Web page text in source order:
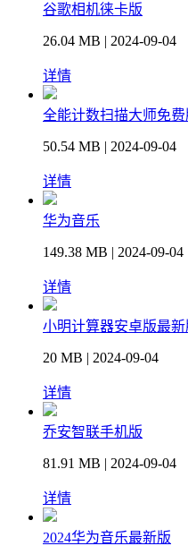
谷歌相机徕卡版
26.04 MB | 2024-09-04
详情
全能计数扫描大师免费
50.54 MB | 2024-09-04
详情
华为音乐
149.38 MB | 2024-09-04
详情
小明计算器安卓版最新
20 MB | 2024-09-04
详情
乔安智联手机版
81.91 MB | 2024-09-04
详情
2024华为音乐最新版